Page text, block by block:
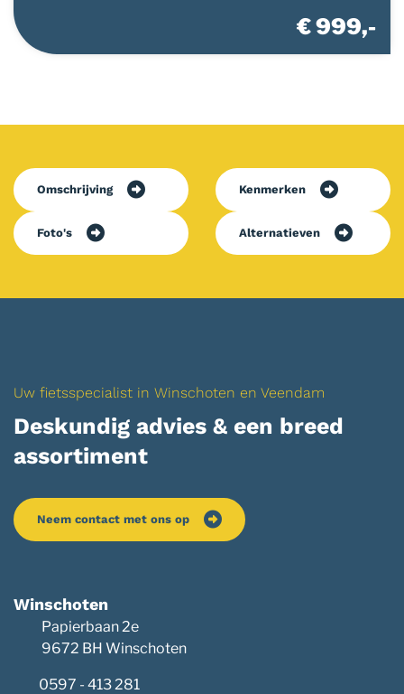
€ 999,-
Omschrijving Kenmerken
Foto's Alternatieven
Uw fietsspecialist in Winschoten en Veendam
Deskundig advies & een breed
assortiment
Neem contact met ons op
Winschoten
Papierbaan 2e
9672 BH Winschoten
0597 - 413 281